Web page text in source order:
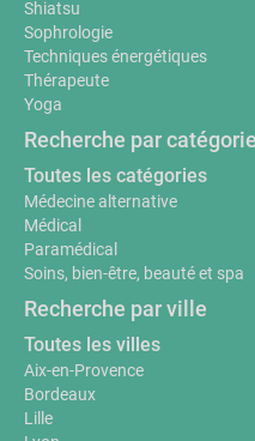
Shiatsu
Sophrologie
Techniques énergétiques
Thérapeute
Yoga
Recherche par
Toutes les catégories
Médecine alternative
Médical
Paramédical
Soins, bien-être, beauté et spa
Recherche par ville
Toutes les villes
Aix-en-Provence
Bordeaux
Lille